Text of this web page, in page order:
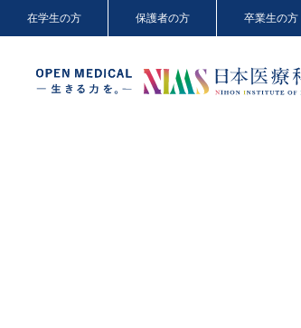
在学生の方 保護者の方 卒業生の方